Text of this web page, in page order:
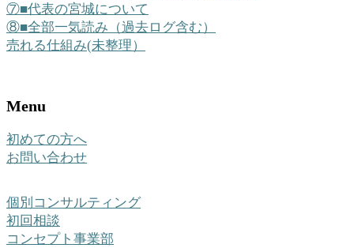
⑦■代表の宮城について
⑧■全部一気読み（過去ログ含む）
売れる仕組み(未整理）
Menu
初めての方へ
お問い合わせ
個別コンサルティング
初回相談
コンセプト事業部